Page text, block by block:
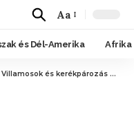
Aa
és Dél-Amerika Afrika
és kerékpározás a Kibi síkságon